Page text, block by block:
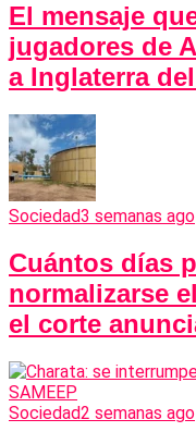
El mensaje
jugadores de
a Inglaterra
Sociedad3 semanas ago
Cuántos días
normalizarse
el corte
Sociedad2 semanas ago